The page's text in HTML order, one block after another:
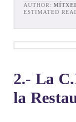
AUTHOR:
ESTIMATED
2.- La
la